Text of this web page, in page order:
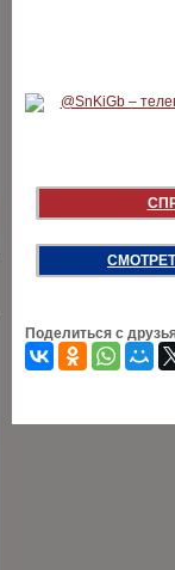
Поделиться с